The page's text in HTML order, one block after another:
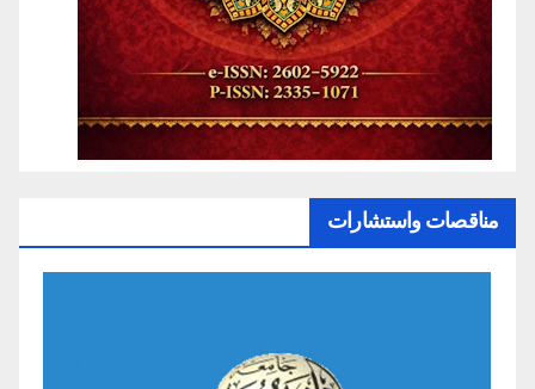
مناقصات واستشارات